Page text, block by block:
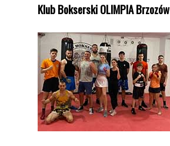
Klub Bokserski OLIMPIA Brzozów